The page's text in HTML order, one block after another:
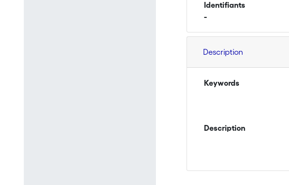
Identifiants
-
Description
Keywords
Description